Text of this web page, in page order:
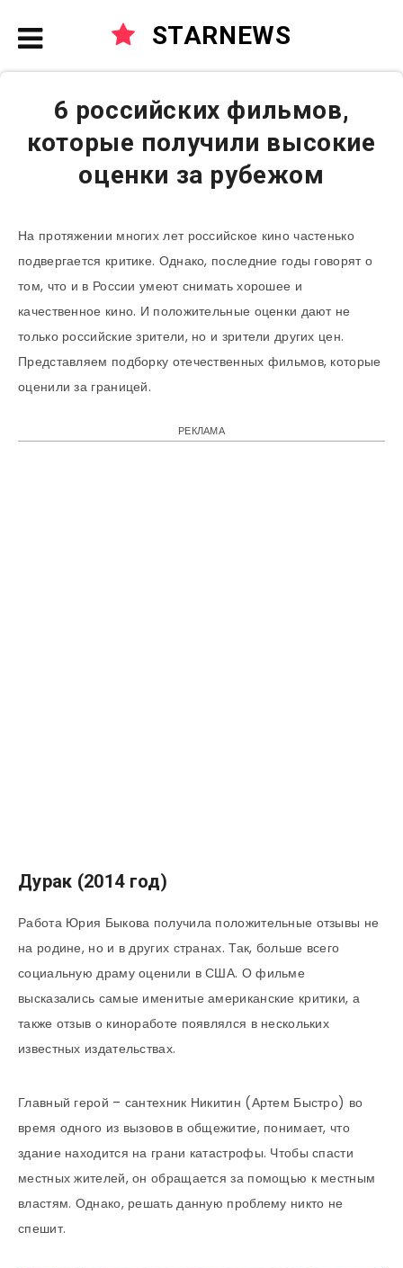
STARNEWS
6 российских фильмов,
которые получили высокие
оценки за рубежом
На протяжении многих лет российское кино частенько
подвергается критике. Однако, последние годы говорят о
том, что и в России умеют снимать хорошее и
качественное кино. И положительные оценки дают не
только российские зрители, но и зрители других цен.
Представляем подборку отечественных фильмов, которые
оценили за границей.
РЕКЛАМА
Дурак (2014 год)
Работа Юрия Быкова получила положительные отзывы не
на родине, но и в других странах. Так, больше всего
социальную драму оценили в США. О фильме
высказались самые именитые американские критики, а
также отзыв о киноработе появлялся в нескольких
известных издательствах.
Главный герой – сантехник Никитин (Артем Быстро) во
время одного из вызовов в общежитие, понимает, что
здание находится на грани катастрофы. Чтобы спасти
местных жителей, он обращается за помощью к местным
властям. Однако, решать данную проблему никто не
спешит.